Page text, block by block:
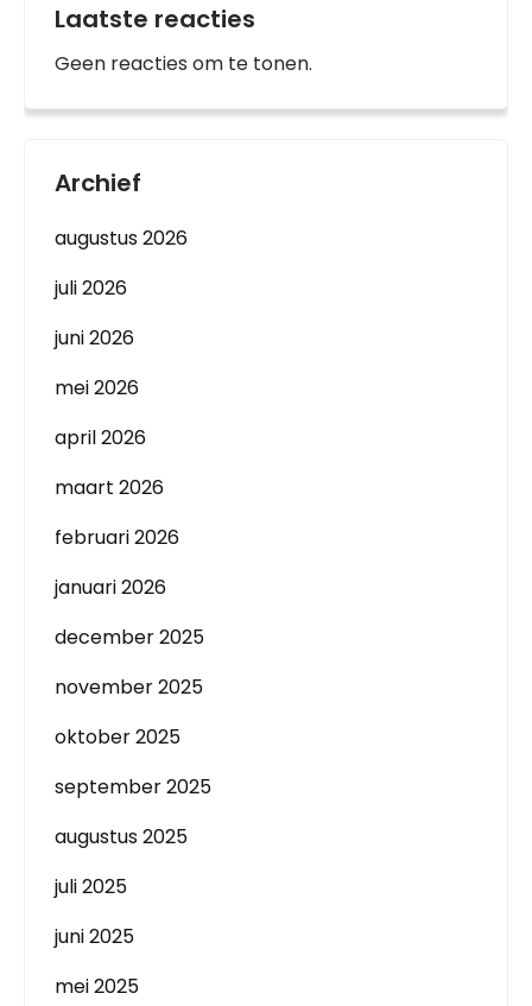
Laatste reacties
Geen reacties om te tonen.
Archief
augustus 2026
juli 2026
juni 2026
mei 2026
april 2026
maart 2026
februari 2026
januari 2026
december 2025
november 2025
oktober 2025
september 2025
augustus 2025
juli 2025
juni 2025
mei 2025